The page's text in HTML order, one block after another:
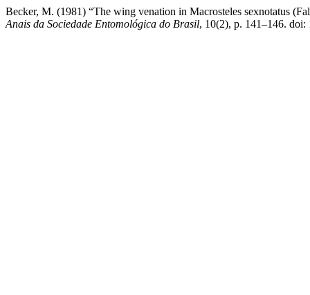
Becker, M. (1981) “The wing venation in Macrosteles sexnotatus
Anais da Sociedade Entomológica do Brasil, 10(2), p. 141–146.